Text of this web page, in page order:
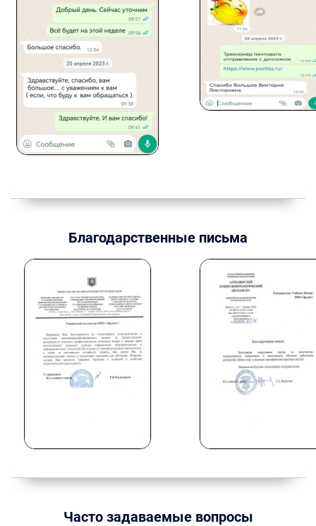
Благодарственные письма
Часто задаваемые вопросы